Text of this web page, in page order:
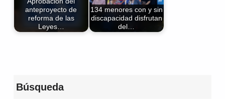
anteproyecto de
reforma de las
Leyes…
134 menores con y sin
discapacidad disfrutan
del…
Búsqueda